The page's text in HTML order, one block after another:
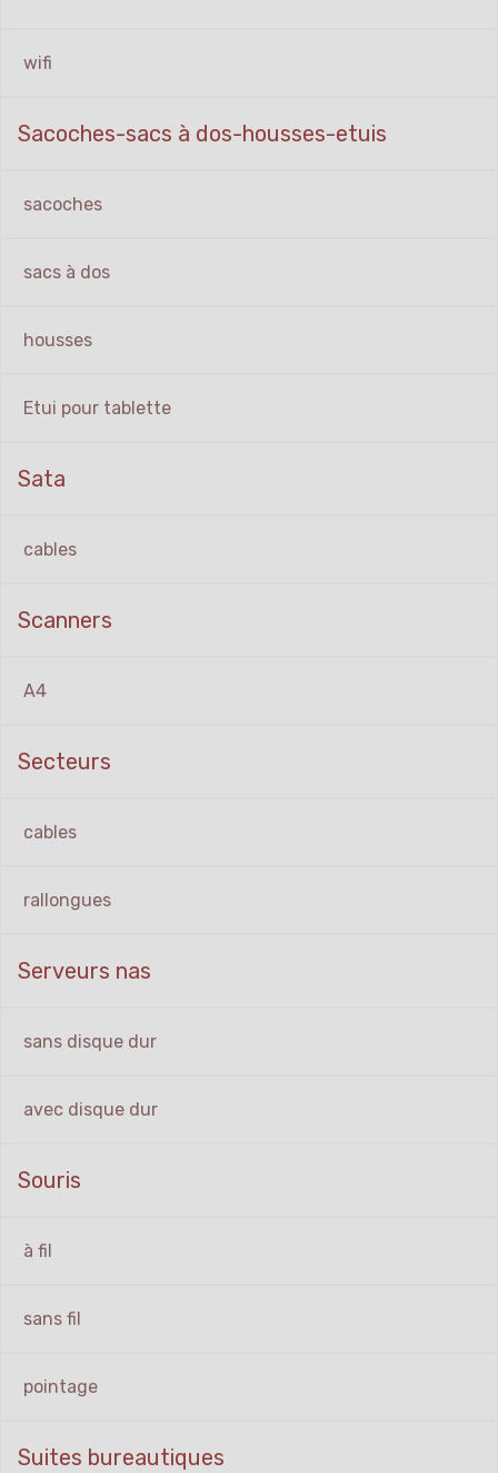
wifi
Sacoches-sacs à dos-housses-etuis
sacoches
sacs à dos
housses
Etui pour tablette
Sata
cables
Scanners
A4
Secteurs
cables
rallongues
Serveurs nas
sans disque dur
avec disque dur
Souris
à fil
sans fil
pointage
Suites bureautiques